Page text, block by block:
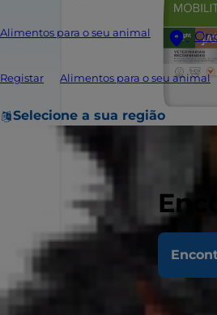
Alimentos para o seu animal
Registar Alimentos para o seu animal
Selecione a sua região